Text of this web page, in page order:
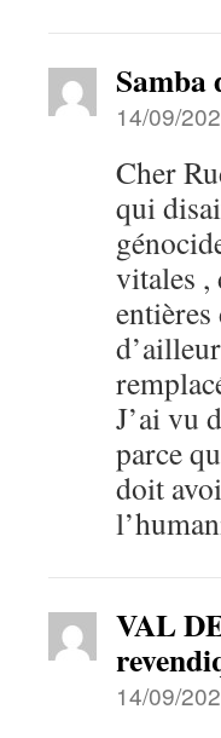
Samba
14/09/
Cher
qui
vitales ,
J’ai vu
parce
doit
VAL
14/09/